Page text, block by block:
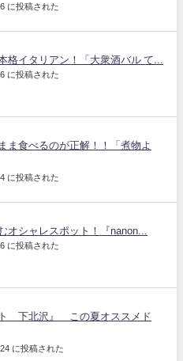
に投稿された
格イタリアン！「大衆酒バル て...
に投稿された
ま食べるのが正解！！「煮物よ
に投稿された
オシャレスポット！『nanon...
に投稿された
ト 下北沢』 この夏オススメド
に投稿された